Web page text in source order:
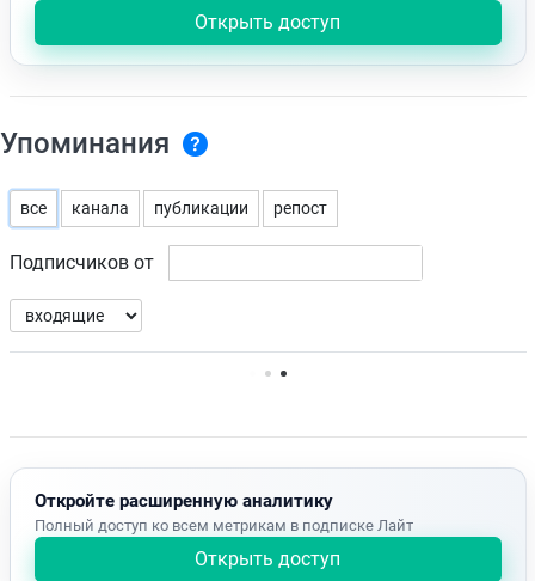
Открыть доступ
Упоминания
все канала публикации репост
Подписчиков от
Нет доступных упоминаний.
Откройте расширенную аналитику
Полный доступ ко всем метрикам в подписке Лайт
Открыть доступ